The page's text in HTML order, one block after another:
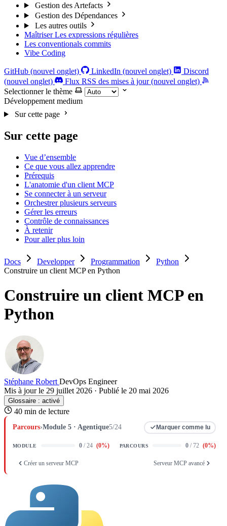
Gestion des Artefacts
Gestion des Dépendances
Les autres outils
Maîtriser Les expressions régulières
Les conventionals commits
Vibe Coding
GitHub (nouvel onglet) LinkedIn (nouvel onglet)
Discord
(nouvel onglet)
Flux RSS des mises à jour (nouvel onglet)
Selectionner le thème
Développement medium
Sur cette page
Sur cette page
Vue d’ensemble
Ce que vous allez apprendre
Prérequis
L'anatomie d'un client MCP
Se connecter à un serveur
Orchestrer plusieurs serveurs
Gérer les erreurs
Contrôle de connaissances
À retenir
Pour aller plus loin
Docs Developper Programmation
Python
Construire un client MCP en Python
Construire un client MCP en
Python
Stéphane Robert DevOps Engineer
Mis à jour le 29 juillet 2026 · Publié le 20 mai 2026
Glossaire : activé
40 min de lecture
Parcours›Module 5 · Agentique5/24 Marquer comme lu
MODULE 0 / 24 (0%) PARCOURS 0 / 72 (0%)
Créer un serveur MCP Serveur MCP avancé